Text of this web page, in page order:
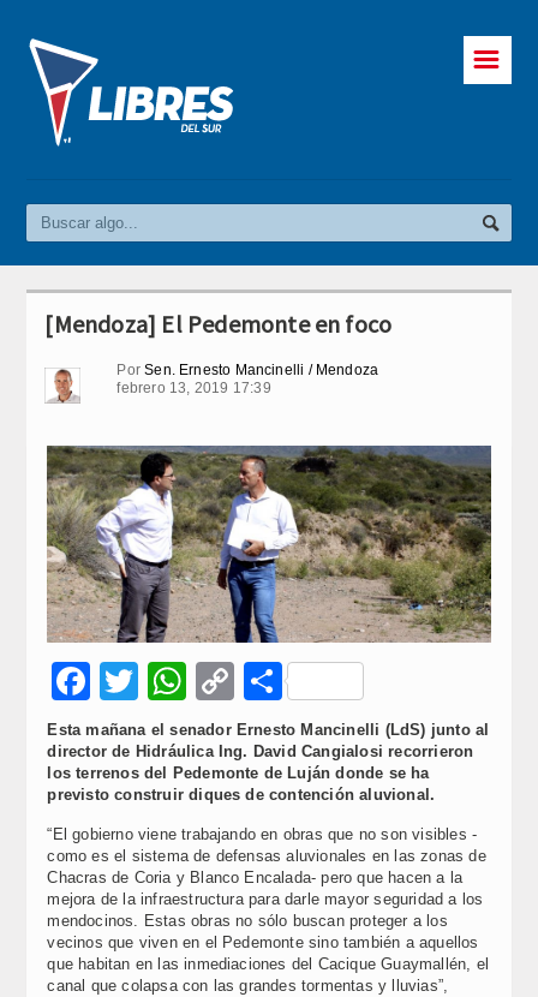
☰
[Mendoza] El Pedemonte en foco
PorSen. Ernesto Mancinelli / Mendoza
febrero 13, 2019 17:39
Facebook
Twitter
WhatsApp
Copy
Link
Compartir
Esta mañana el senador Ernesto Mancinelli (LdS) junto al
director de Hidráulica Ing. David Cangialosi recorrieron
los terrenos del Pedemonte de Luján donde se ha
previsto construir diques de contención aluvional.
“El gobierno viene trabajando en obras que no son visibles -
como es el sistema de defensas aluvionales en las zonas de
Chacras de Coria y Blanco Encalada- pero que hacen a la
mejora de la infraestructura para darle mayor seguridad a los
mendocinos. Estas obras no sólo buscan proteger a los
vecinos que viven en el Pedemonte sino también a aquellos
que habitan en las inmediaciones del Cacique Guaymallén, el
canal que colapsa con las grandes tormentas y lluvias”,